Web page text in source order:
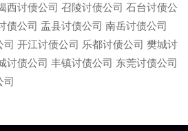
西讨债公司 召陵讨债公司 石台讨债公
债公司 盂县讨债公司 南岳讨债公司
司 开江讨债公司 乐都讨债公司 樊城讨
讨债公司 丰镇讨债公司 东莞讨债公司
司